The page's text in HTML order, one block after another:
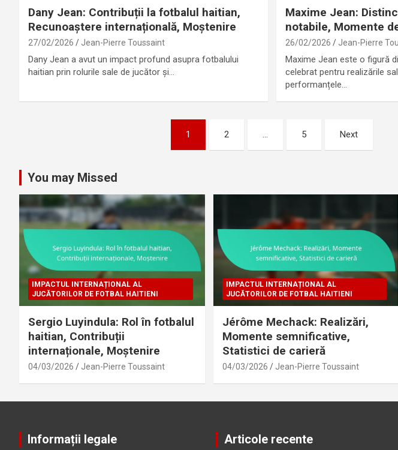
Dany Jean: Contribuții la fotbalul haitian,
Recunoaștere internațională, Moștenire
27/02/2026 Jean-Pierre Toussaint
Dany Jean a avut un impact profund asupra fotbalului
haitian prin rolurile sale de jucător și…
Maxime Jean:
notabile, Momente
26/02/2026 Jean-Pierre
Maxime Jean este o figură
celebrat pentru realizările
performanțele…
1 2 … 5 Next
You may Missed
IMPACTUL INTERNAȚIONAL AL
JUCĂTORILOR DE FOTBAL HAITIENI
Sergio Luyindula: Rol în fotbalul
haitian, Contribuții
internaționale, Moștenire
04/03/2026 Jean-Pierre Toussaint
IMPACTUL INTERNAȚIONAL AL
JUCĂTORILOR DE FOTBAL HAITIENI
Jérôme Mechack: Realizări,
Momente semnificative,
Statistici de carieră
04/03/2026 Jean-Pierre Toussaint
Informații legale Articole recente